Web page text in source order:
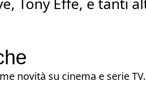
novità su cinema e serie TV.